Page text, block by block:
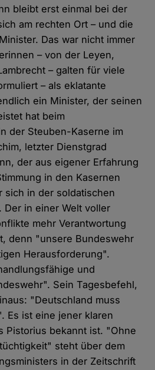
bleibt erst einmal bei der
am rechten Ort – und die
Das war nicht immer
– von der Leyen,
– galten für viele
– als eklatante
ein Minister, der seinen
hat beim
der Steuben-Kaserne im
letzter Dienstgrad
der aus eigener Erfahrung
in den Kasernen
sich in der soldatischen
Der in einer Welt voller
mehr Verantwortung
denn "unsere Bundeswehr
Herausforderung".
und
Sein Tagesbefehl,
"Deutschland muss
Es ist eine jener klaren
Pistorius bekannt ist. "Ohne
steht über dem
in der Zeitschrift